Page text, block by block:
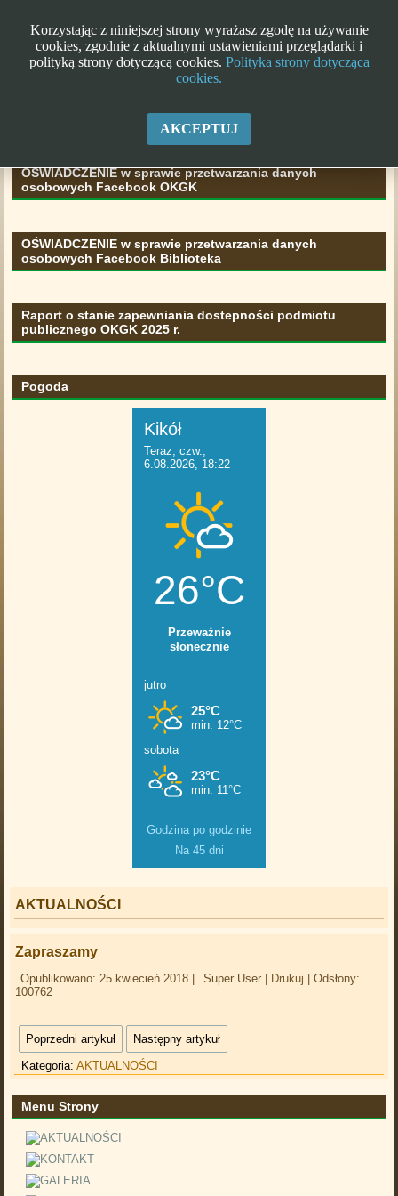
Klauzula informacyjna RODO
OŚWIADCZENIE w sprawie przetwarzania danych
osobowych Facebook OKGK
OŚWIADCZENIE w sprawie przetwarzania danych
osobowych Facebook Biblioteka
Raport o stanie zapewniania dostepności podmiotu
publicznego OKGK 2025 r.
Pogoda
Godzina po godzinie
Na 45 dni
AKTUALNOŚCI
Zapraszamy
Opublikowano: 25 kwiecień 2018 Super User Drukuj |Odsłony:
100762
Poprzedni artykuł
Następny artykuł
Kategoria:AKTUALNOŚCI
Menu Strony
Korzystając z niniejszej strony wyrażasz zgodę na używanie
cookies, zgodnie z aktualnymi ustawieniami przeglądarki i
polityką strony dotyczącą cookies. Polityka strony dotycząca
cookies.
AKCEPTUJ